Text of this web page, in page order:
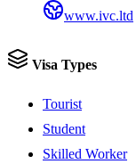
www.ivc.ltd
Visa Types
Tourist
Student
Skilled Worker